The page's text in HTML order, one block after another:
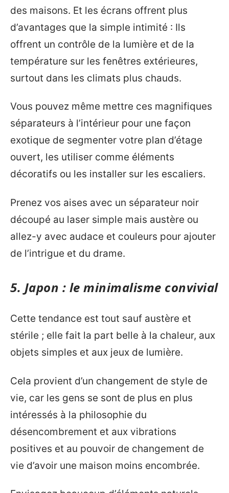
des maisons. Et les écrans offrent plus
d’avantages que la simple intimité : Ils
offrent un contrôle de la lumière et de la
température sur les fenêtres extérieures,
surtout dans les climats plus chauds.
Vous pouvez même mettre ces magnifiques
séparateurs à l’intérieur pour une façon
exotique de segmenter votre plan d’étage
ouvert, les utiliser comme éléments
décoratifs ou les installer sur les escaliers.
Prenez vos aises avec un séparateur noir
découpé au laser simple mais austère ou
allez-y avec audace et couleurs pour ajouter
de l’intrigue et du drame.
5. Japon : le minimalisme convivial
Cette tendance est tout sauf austère et
stérile ; elle fait la part belle à la chaleur, aux
objets simples et aux jeux de lumière.
Cela provient d’un changement de style de
vie, car les gens se sont de plus en plus
intéressés à la philosophie du
désencombrement et aux vibrations
positives et au pouvoir de changement de
vie d’avoir une maison moins encombrée.